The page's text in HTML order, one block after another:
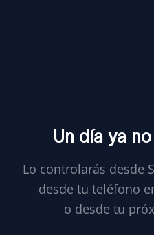
Un día ya
Lo controlarás desde
desde tu teléfono
o desde tu